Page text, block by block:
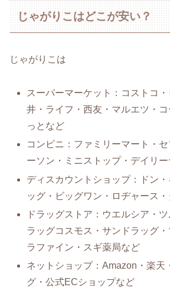
じゃがりこはどこが安い？
じゃがりこは
スーパーマーケット：コストコ
井・ライフ・西友・マルエツ・
っとなど
コンビニ：ファミリーマート・
ーソン・ミニストップ・デイリ
ディスカウントショップ：ドン
ッグ・ビッグワン・ロヂャース
ドラッグストア：ウエルシア・
ラッグコスモス・サンドラッグ
ラファイン・スギ薬局など
ネットショップ：Amazon・楽天
グ・公式ECショップなど